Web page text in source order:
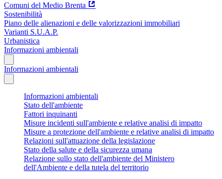
Comuni del Medio Brenta
Sostenibilità
Piano delle alienazioni e delle valorizzazioni immobiliari
Varianti S.U.A.P.
Urbanistica
Informazioni ambientali
Informazioni ambientali
Informazioni ambientali
Stato dell'ambiente
Fattori inquinanti
Misure incidenti sull'ambiente e relative analisi di impatto
Misure a protezione dell'ambiente e relative analisi di impatto
Relazioni sull'attuazione della legislazione
Stato della salute e della sicurezza umana
Relazione sullo stato dell'ambiente del Ministero
dell'Ambiente e della tutela del territorio